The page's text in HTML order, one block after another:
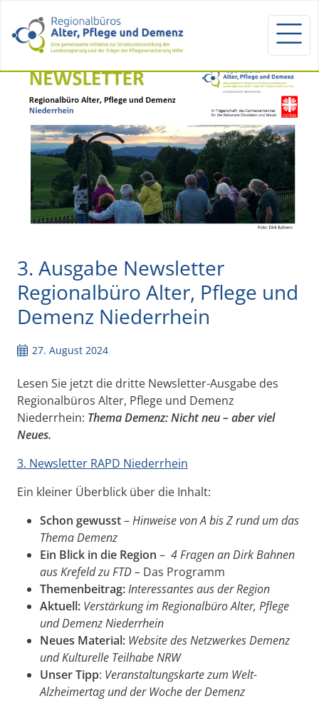
3. Ausgabe Newsletter
Regionalbüro Alter, Pflege und
Demenz Niederrhein
27. August 2024
Lesen Sie jetzt die dritte Newsletter-Ausgabe des
Regionalbüros Alter, Pflege und Demenz
Niederrhein: Thema Demenz: Nicht neu – aber viel
Neues.
3. Newsletter RAPD Niederrhein
Ein kleiner Überblick über die Inhalt:
Schon gewusst–Hinweise von A bis Z rund um das
Thema Demenz
Ein Blick in die Region – 4 Fragen an Dirk Bahnen
aus Krefeld zu FTD – Das Programm
Themenbeitrag:Interessantes aus der Region
Aktuell: Verstärkung im Regionalbüro Alter, Pflege
und Demenz Niederrhein
Neues Material: Website des Netzwerkes Demenz
und Kulturelle Teilhabe NRW
Unser Tipp: Veranstaltungskarte zum Welt-
Alzheimertag und der Woche der Demenz